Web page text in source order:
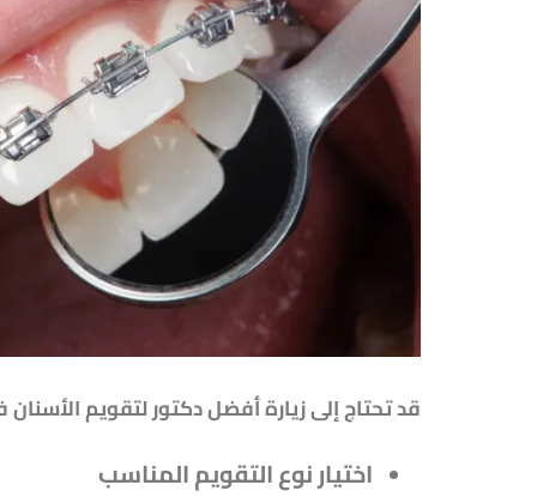
قد تحتاج إلى زيارة أفضل دكتور لتقويم الأسنان
اختيار نوع التقويم المناسب